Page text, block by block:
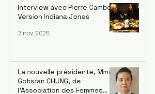
Interview avec Pierre Cambon,
Version Indiana Jones
2 nov. 2025
La nouvelle présidente, Mme
Gohsran CHUNG, de
l’Association des Femmes